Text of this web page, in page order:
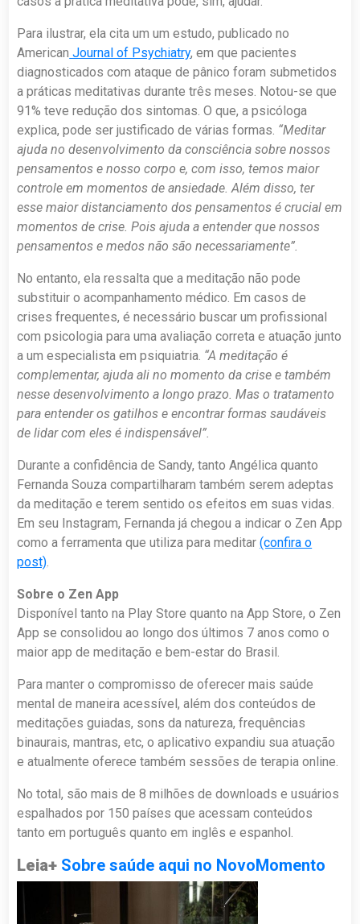
Para ilustrar, ela cita um um estudo, publicado no
American Journal of Psychiatry, em que pacientes
diagnosticados com ataque de pânico foram submetidos
a práticas meditativas durante três meses. Notou-se que
91% teve redução dos sintomas. O que, a psicóloga
explica, pode ser justificado de várias formas. “Meditar
ajuda no desenvolvimento da consciência sobre nossos
pensamentos e nosso corpo e, com isso, temos maior
controle em momentos de ansiedade. Além disso, ter
esse maior distanciamento dos pensamentos é crucial em
momentos de crise. Pois ajuda a entender que nossos
pensamentos e medos não são necessariamente”.
No entanto, ela ressalta que a meditação não pode
substituir o acompanhamento médico. Em casos de
crises frequentes, é necessário buscar um profissional
com psicologia para uma avaliação correta e atuação junto
a um especialista em psiquiatria. “A meditação é
complementar, ajuda ali no momento da crise e também
nesse desenvolvimento a longo prazo. Mas o tratamento
para entender os gatilhos e encontrar formas saudáveis
de lidar com eles é indispensável”.
Durante a confidência de Sandy, tanto Angélica quanto
Fernanda Souza compartilharam também serem adeptas
da meditação e terem sentido os efeitos em suas vidas.
Em seu Instagram, Fernanda já chegou a indicar o Zen App
como a ferramenta que utiliza para meditar(confira o
post).
Sobre o Zen App
Disponível tanto na Play Store quanto na App Store, o Zen
App se consolidou ao longo dos últimos 7 anos como o
maior app de meditação e bem-estar do Brasil.
Para manter o compromisso de oferecer mais saúde
mental de maneira acessível, além dos conteúdos de
meditações guiadas, sons da natureza, frequências
binaurais, mantras, etc, o aplicativo expandiu sua atuação
e atualmente oferece também sessões de terapia online.
No total, são mais de 8 milhões de downloads e usuários
espalhados por 150 países que acessam conteúdos
tanto em português quanto em inglês e espanhol.
Leia+ Sobre saúde aqui no NovoMomento